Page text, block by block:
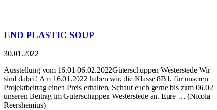
END PLASTIC SOUP
30.01.2022
Ausstellung vom 16.01-06.02.2022Güterschuppen Westerstede Wir
sind dabei! Am 16.01.2022 haben wir, die Klasse 8B1, für unseren
Projektbeitrag einen Preis erhalten. Schaut euch gerne bis zum 06.02
unseren Beitrag im Güterschuppen Westerstede an. Eure … (Nicola
Reershemius)